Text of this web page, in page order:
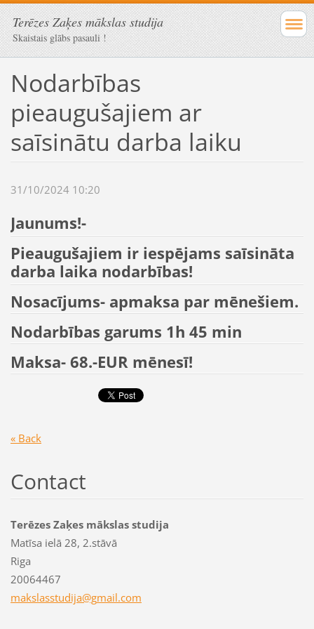
Terēzes Zaķes mākslas studija
Skaistais glābs pasauli !
Nodarbības
pieaugušajiem ar
saīsinātu darba laiku
31/10/2024 10:20
Jaunums!-
Pieaugušajiem ir iespējams saīsināta
darba laika nodarbības!
Nosacījums- apmaksa par mēnešiem.
Nodarbības garums 1h 45 min
Maksa- 68.-EUR mēnesī!
« Back
Contact
Terēzes Zaķes mākslas studija
Matīsa ielā 28, 2.stāvā
Riga
20064467
makslasstudija@gmail.com